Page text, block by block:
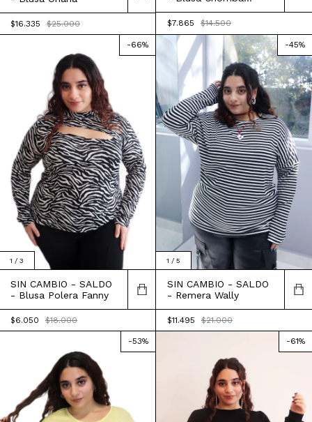
$16.335 $25.000
Joaquina
$7.865 $14.500
1 / 3
-66%
SIN CAMBIO - SALDO
- Blusa Polera Fanny
$6.050 $18.000
1 / 5
-45%
SIN CAMBIO - SALDO
- Remera Wally
$11.495 $21.000
-53% -61%